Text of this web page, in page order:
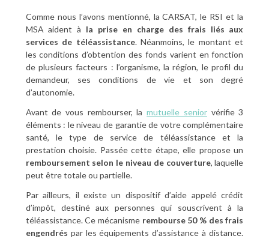
Comme nous l’avons mentionné, la CARSAT, le RSI et la
MSA aident à la prise en charge des frais liés aux
services de téléassistance. Néanmoins, le montant et
les conditions d’obtention des fonds varient en fonction
de plusieurs facteurs : l’organisme, la région, le profil du
demandeur, ses conditions de vie et son degré
d’autonomie.
Avant de vous rembourser, lamutuelle seniorvérifie 3
éléments : le niveau de garantie de votre complémentaire
santé, le type de service de téléassistance et la
prestation choisie. Passée cette étape, elle propose un
remboursement selon le niveau de couverture, laquelle
peut être totale ou partielle.
Par ailleurs, il existe un dispositif d’aide appelé crédit
d’impôt, destiné aux personnes qui souscrivent à la
téléassistance. Ce mécanisme rembourse 50 % des frais
engendrés par les équipements d’assistance à distance.